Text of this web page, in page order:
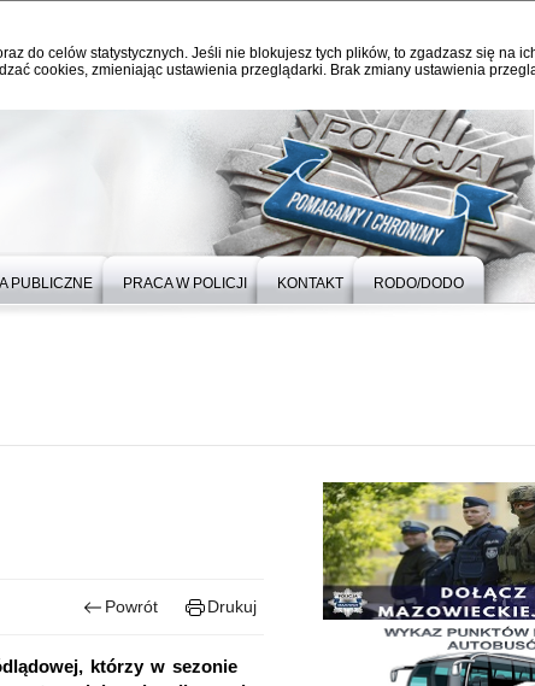
do celów statystycznych. Jeśli nie blokujesz tych plików, to zgadzasz się na
cookies, zmieniając ustawienia przeglądarki. Brak zmiany ustawienia
PUBLICZNE PRACA W POLICJI KONTAKT RODO/DODO
Powrót Drukuj
którzy w sezonie